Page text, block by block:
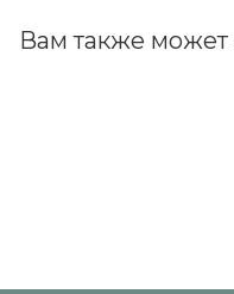
Вам также может